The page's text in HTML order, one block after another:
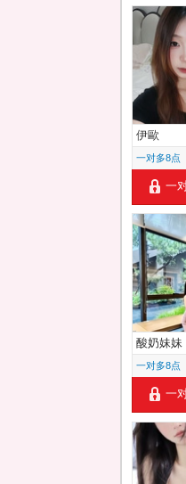
伊歐
一对多8点
一
酸奶妹妹
一对多8点
一